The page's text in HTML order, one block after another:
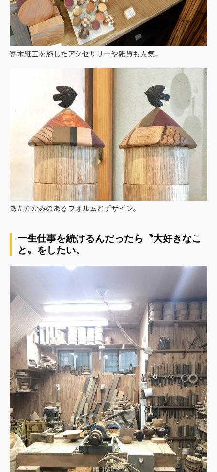
寄木細工を施したアクセサリーや雑貨も人気。
あたたかみのあるフォルムとデザイン。
一生仕事を続けるんだったら〝大好きなこ
と〟をしたい。